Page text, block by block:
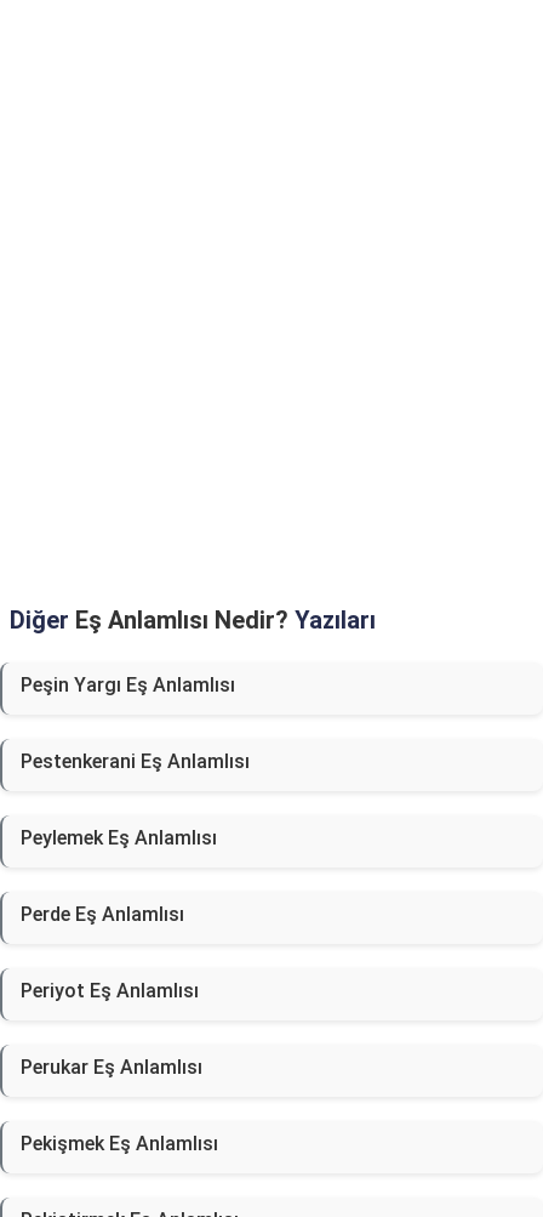
Diğer Eş Anlamlısı Nedir? Yazıları
Peşin Yargı Eş Anlamlısı
Pestenkerani Eş Anlamlısı
Peylemek Eş Anlamlısı
Perde Eş Anlamlısı
Periyot Eş Anlamlısı
Perukar Eş Anlamlısı
Pekişmek Eş Anlamlısı